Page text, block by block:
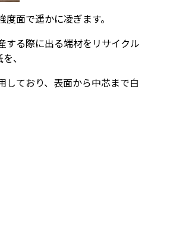
面で遥かに凌ぎます。
する際に出る端材をリサイクル
、
しており、表面から中芯まで白